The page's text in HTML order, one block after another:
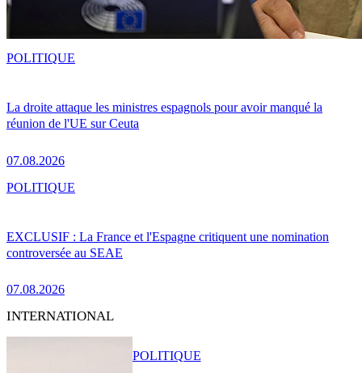
La droite attaque les ministres espagnols pour avoir manqué la
réunion de l'UE sur Ceuta
07.08.2026
POLITIQUE
EXCLUSIF : La France et l'Espagne critiquent une nomination
controversée au SEAE
07.08.2026
POLITIQUE
INTERNATIONAL
POLITIQUE